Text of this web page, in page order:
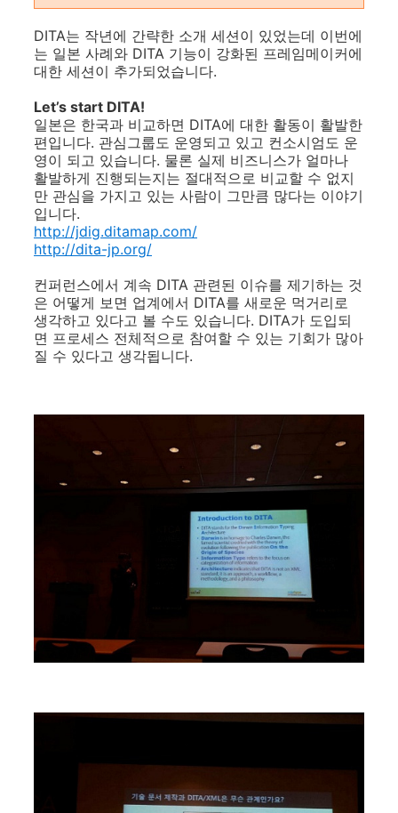
DITA는 작년에 간략한 소개 세션이 있었는데 이번에
는 일본 사례와 DITA 기능이 강화된 프레임메이커에
대한 세션이 추가되었습니다.
Let’s start DITA!
일본은 한국과 비교하면 DITA에 대한 활동이 활발한
편입니다. 관심그룹도 운영되고 있고 컨소시엄도 운
영이 되고 있습니다. 물론 실제 비즈니스가 얼마나
활발하게 진행되는지는 절대적으로 비교할 수 없지
만 관심을 가지고 있는 사람이 그만큼 많다는 이야기
입니다.
http://jdig.ditamap.com/
http://dita-jp.org/
컨퍼런스에서 계속 DITA 관련된 이슈를 제기하는 것
은 어떻게 보면 업계에서 DITA를 새로운 먹거리로
생각하고 있다고 볼 수도 있습니다. DITA가 도입되
면 프로세스 전체적으로 참여할 수 있는 기회가 많아
질 수 있다고 생각됩니다.